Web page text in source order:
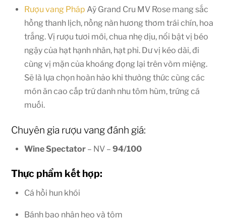
Rượu vang Pháp Aÿ Grand Cru MV Rose mang sắc
hồng thanh lịch, nồng nàn hương thơm trái chín, hoa
trắng. Vị rượu tươi mới, chua nhẹ dịu, nổi bật vị béo
ngậy của hạt hạnh nhân, hạt phỉ. Dư vị kéo dài, đi
cùng vị mặn của khoáng đọng lại trên vòm miệng.
Sẽ là lựa chọn hoàn hảo khi thưởng thức cùng các
món ăn cao cấp trứ danh nhu tôm hùm, trứng cá
muối.
Chuyên gia rượu vang đánh giá:
Wine Spectator – NV – 94/100
Thực phẩm kết hợp:
Cá hồi hun khói
Bánh bao nhân heo và tôm